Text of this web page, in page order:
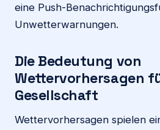
eine Push-
Unwetterwarnungen.
Die Bedeutung von
Wettervorhersagen
Gesellschaft
Wettervorhersagen spielen